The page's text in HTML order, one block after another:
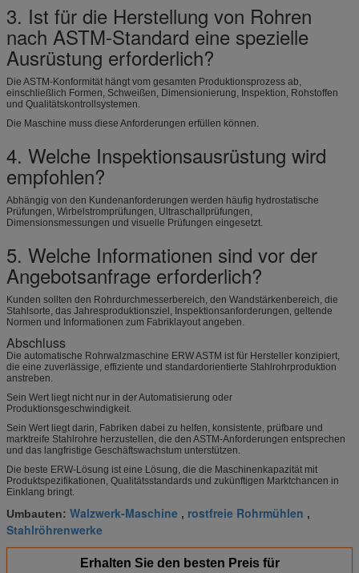
3. Ist für die Herstellung von Rohren
nach ASTM-Standard eine spezielle
Ausrüstung erforderlich?
Die ASTM-Konformität hängt vom gesamten Produktionsprozess ab,
einschließlich Formen, Schweißen, Dimensionierung, Inspektion, Rohstoffen
und Qualitätskontrollsystemen.
Die Maschine muss diese Anforderungen erfüllen können.
4. Welche Inspektionsausrüstung wird
empfohlen?
Abhängig von den Kundenanforderungen werden häufig hydrostatische
Prüfungen, Wirbelstromprüfungen, Ultraschallprüfungen,
Dimensionsmessungen und visuelle Prüfungen eingesetzt.
5. Welche Informationen sind vor der
Angebotsanfrage erforderlich?
Kunden sollten den Rohrdurchmesserbereich, den Wandstärkenbereich, die
Stahlsorte, das Jahresproduktionsziel, Inspektionsanforderungen, geltende
Normen und Informationen zum Fabriklayout angeben.
Abschluss
Die automatische Rohrwalzmaschine ERW ASTM ist für Hersteller konzipiert,
die eine zuverlässige, effiziente und standardorientierte Stahlrohrproduktion
anstreben.
Sein Wert liegt nicht nur in der Automatisierung oder
Produktionsgeschwindigkeit.
Sein Wert liegt darin, Fabriken dabei zu helfen, konsistente, prüfbare und
marktreife Stahlrohre herzustellen, die den ASTM-Anforderungen entsprechen
und das langfristige Geschäftswachstum unterstützen.
Die beste ERW-Lösung ist eine Lösung, die die Maschinenkapazität mit
Produktspezifikationen, Qualitätsstandards und zukünftigen Marktchancen in
Einklang bringt.
Umbauten: Walzwerk-Maschine , rostfreie Rohrmühlen ,
Stahlröhrenwerke
Erhalten Sie den besten Preis für